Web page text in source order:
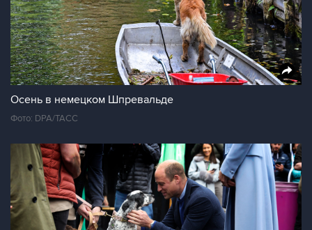
Осень в немецком Шпревальде
Фото: DPA/ТАСС